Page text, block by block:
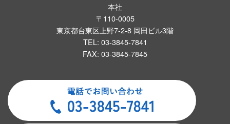
本社
〒110-0005
東京都台東区上野7-2-8 岡田ビル3階
TEL: 03-3845-7841
FAX: 03-3845-7845